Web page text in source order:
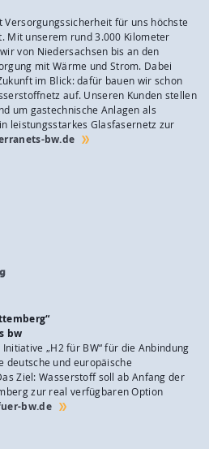
für uns höchste
Mit unserem rund 3.000 Kilometer
von Niedersachsen bis an den
mit Wärme und Strom. Dabei
im Blick: dafür bauen wir schon
auf. Unseren Kunden stellen
um gastechnische Anlagen als
leistungsstarkes Glasfasernetz zur
bw.de
terranets-
@terranetsbw
bw
„H2 für BW“ für die Anbindung
deutsche und europäische
Ziel: Wasserstoff soll ab Anfang der
zur real verfügbaren Option
bw.de
wasserstoff-